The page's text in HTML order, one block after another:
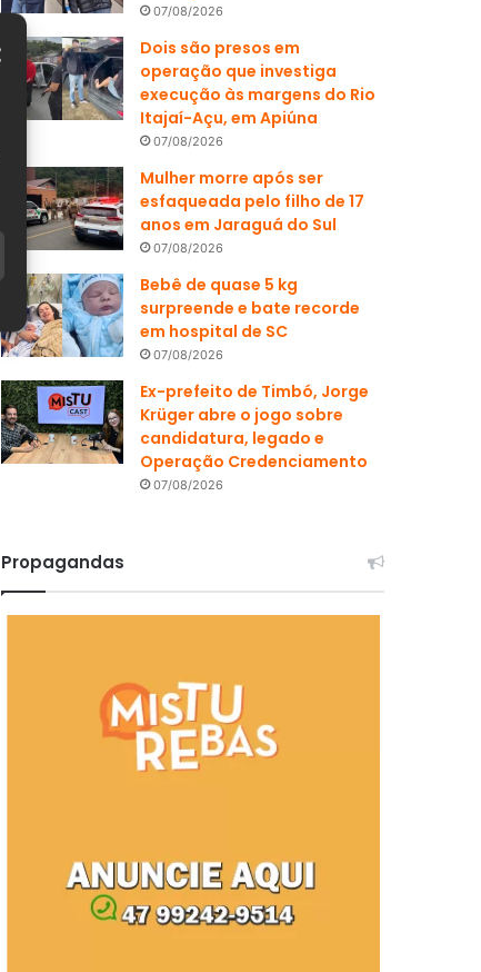
07/08/2026
Dois são presos em
operação que investiga
execução às margens do Rio
Itajaí-Açu, em Apiúna
07/08/2026
Mulher morre após ser
esfaqueada pelo filho de 17
anos em Jaraguá do Sul
07/08/2026
Bebê de quase 5 kg
surpreende e bate recorde
em hospital de SC
07/08/2026
Ex-prefeito de Timbó, Jorge
Krüger abre o jogo sobre
candidatura, legado e
Operação Credenciamento
07/08/2026
Propagandas